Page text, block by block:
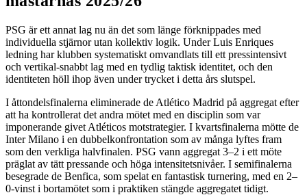
PSG är ett annat lag nu än det som länge förknippades med
individuella stjärnor utan kollektiv logik. Under Luis Enriques
ledning har klubben systematiskt omvandlats till ett pressintensivt
och vertikal-snabbt lag med en tydlig taktisk identitet, och den
identiteten höll ihop även under trycket i detta års slutspel.
I åttondelsfinalerna eliminerade de Atlético Madrid på aggregat efter
att ha kontrollerat det andra mötet med en disciplin som var
imponerande givet Atléticos motstrategier. I kvartsfinalerna mötte de
Inter Milano i en dubbelkonfrontation som av många lyftes fram
som den verkliga halvfinalen. PSG vann aggregat 3–2 i ett möte
präglat av tätt pressande och höga intensitetsnivåer. I semifinalerna
besegrade de Benfica, som spelat en fantastisk turnering, med en 2–
0-vinst i bortamötet som i praktiken stängde aggregatet tidigt.